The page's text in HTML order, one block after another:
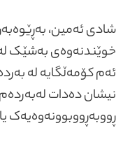
شادی ئەمین،
خوێندنەوەی بەشێک لە
ئەم کۆمەڵگایە لە
نیشان دەدات
ڕووبەڕووبوونەوەیەک